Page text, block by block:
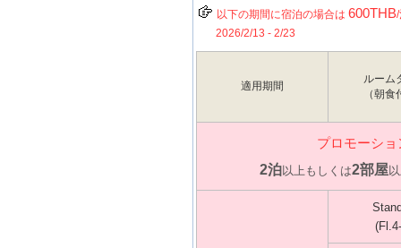
以下の期間に宿泊の場合は 600THB
2026/2/13 - 2/23
適用期間
ルーム
（朝
プロモーショ
2泊以上もしくは2部屋